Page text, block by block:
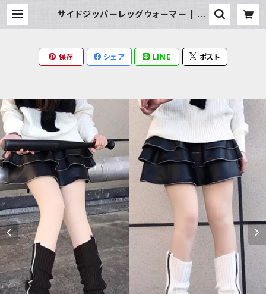
サイドジッパーレッグウォーマー | Mi
保存 シェア LINE ポスト